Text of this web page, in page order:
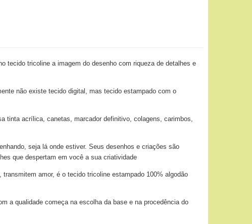
tecido tricoline a imagem do desenho com riqueza de detalhes e
não existe tecido digital, mas tecido estampado com o
tinta acrílica, canetas, marcador definitivo, colagens, carimbos,
seja lá onde estiver. Seus desenhos e criações são
que despertam em você a sua criatividade
amor, é o tecido tricoline estampado 100% algodão
a qualidade começa na escolha da base e na procedência do